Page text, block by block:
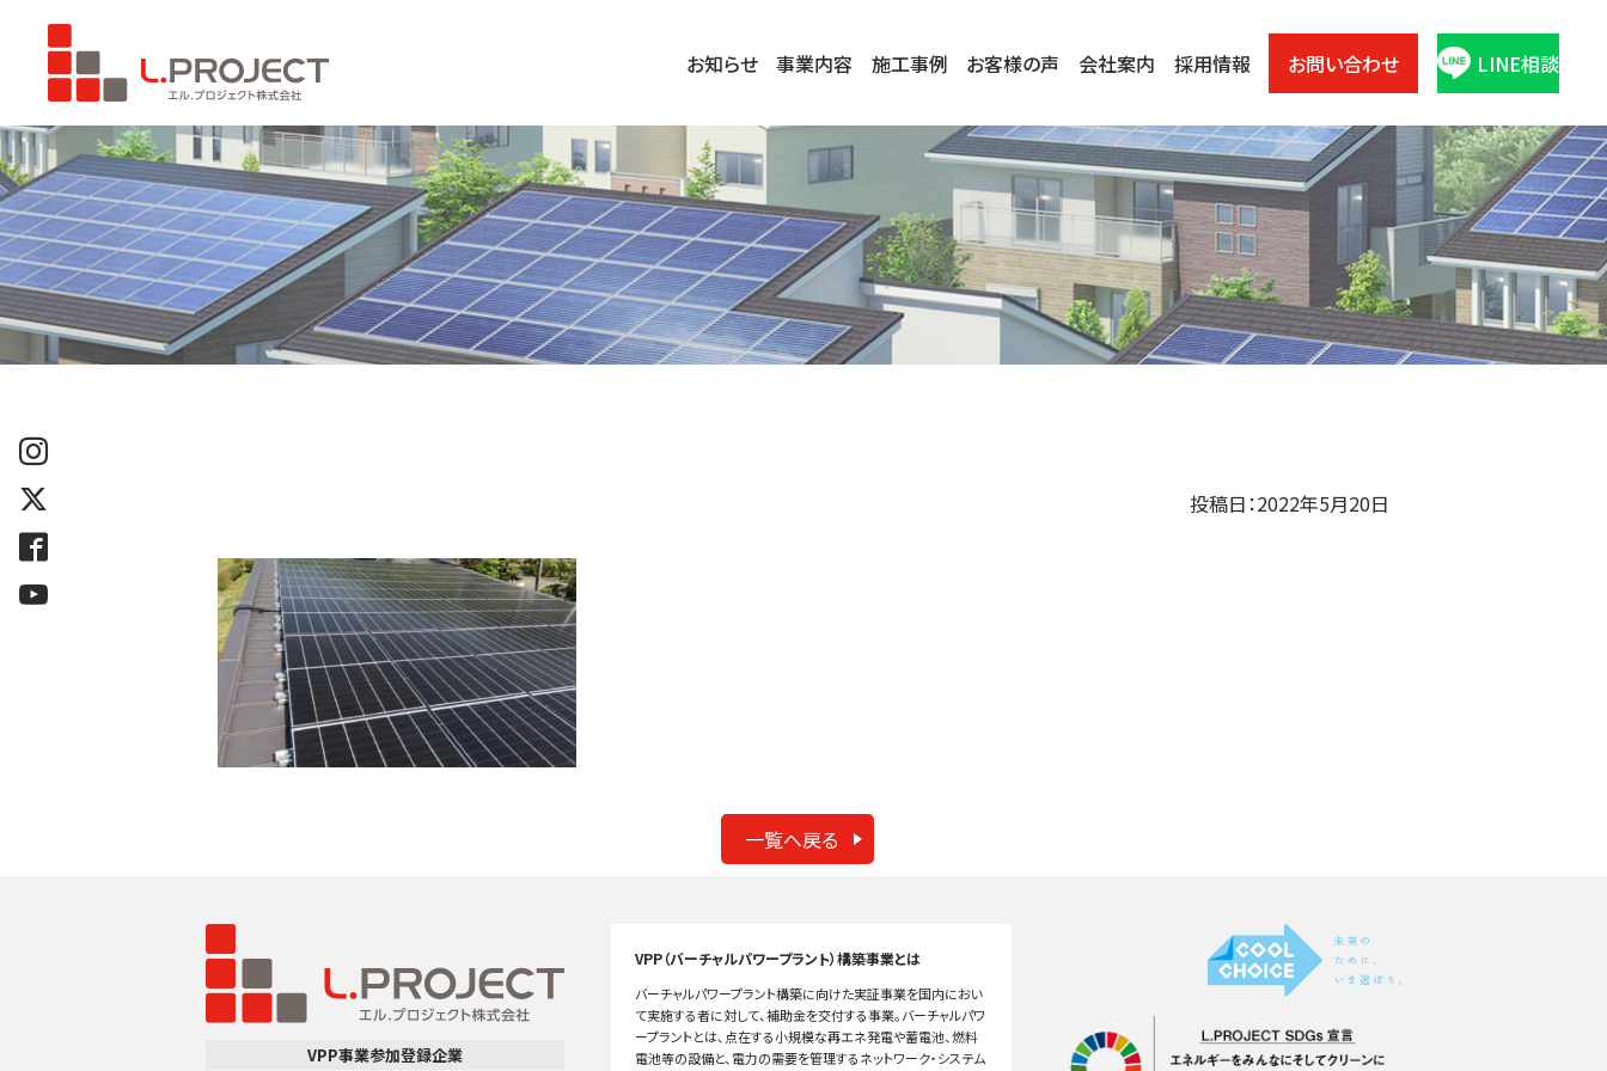
お知らせ 事業内容 施工事例 お客様の声 会社案内 採用情報 お問い合わせ LINE相談
投稿日：2022年5月20日
一覧へ戻る
VPP事業参加登録企業
VPP（バーチャルパワープラント）構築事業とは
バーチャルパワープラント構築に向けた実証事業を国内におい
て実施する者に対して、補助金を交付する事業。バーチャルパワ
ープラントとは、点在する小規模な再エネ発電や蓄電池、燃料
電池等の設備と、電力の需要を管理するネットワーク・システム